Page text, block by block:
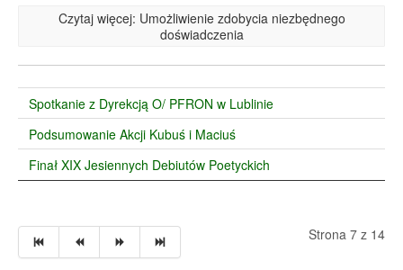
Czytaj więcej: Umożliwienie zdobycia niezbędnego
doświadczenia
Spotkanie z Dyrekcją O/ PFRON w Lublinie
Podsumowanie Akcji Kubuś i Maciuś
Finał XIX Jesiennych Debiutów Poetyckich
Strona 7 z 14